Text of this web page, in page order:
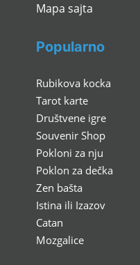
Mapa sajta
Popularno
Rubikova kocka
Tarot karte
Društvene igre
Souvenir Shop
Pokloni za nju
Poklon za dečka
Zen bašta
Istina ili Izazov
Catan
Mozgalice